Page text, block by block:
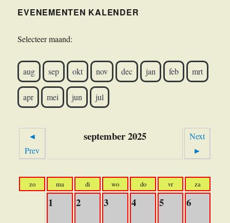
EVENEMENTEN KALENDER
Selecteer maand:
aug sep okt nov dec jan feb mrt
apr mei jun jul
◄
Prev
september 2025
Next
►
zo ma di wo do vr za
1 2 3 4 5 6